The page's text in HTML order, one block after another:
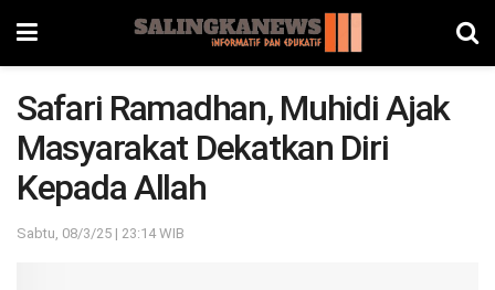
Safari Ramadhan, Muhidi Ajak
Masyarakat Dekatkan Diri
Kepada Allah
Sabtu, 08/3/25 | 23:14 WIB